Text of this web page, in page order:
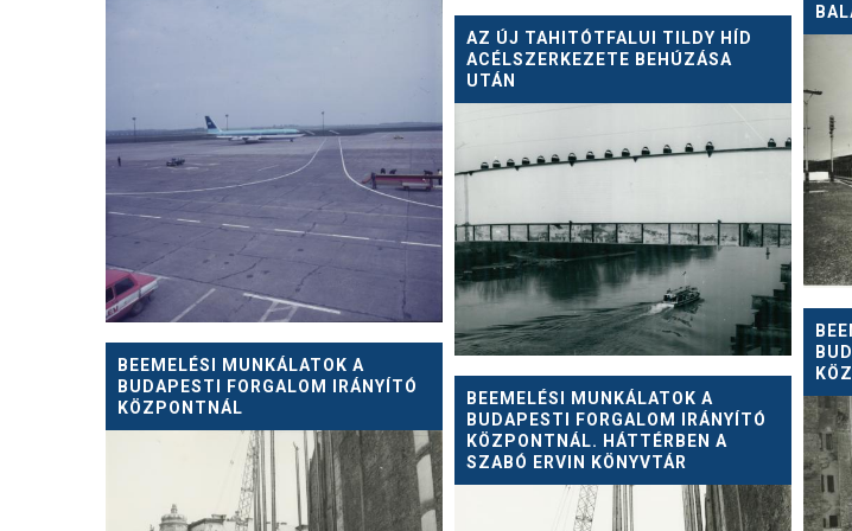
AZ ÚJ TAHITÓTFALUI TILDY HÍD
ACÉLSZERKEZETE BEHÚZÁSA
UTÁN
BEEMELÉSI MUNKÁLATOK A
BUDAPESTI FORGALOM IRÁNYÍTÓ
KÖZPONTNÁL
BEEMELÉSI MUNKÁLATOK A
BUDAPESTI FORGALOM IRÁNYÍTÓ
KÖZPONTNÁL. HÁTTÉRBEN A
SZABÓ ERVIN KÖNYVTÁR